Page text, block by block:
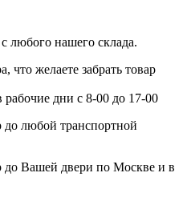
с любого нашего склада.
что желаете забрать товар
дни с 8-00 до 17-00
любой транспортной
до Вашей двери по Москве и в